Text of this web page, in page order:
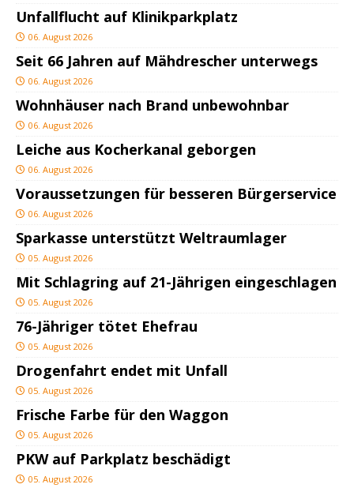
Unfallflucht auf Klinikparkplatz
06. August 2026
Seit 66 Jahren auf Mähdrescher unterwegs
06. August 2026
Wohnhäuser nach Brand unbewohnbar
06. August 2026
Leiche aus Kocherkanal geborgen
06. August 2026
Voraussetzungen für besseren Bürgerservice
06. August 2026
Sparkasse unterstützt Weltraumlager
05. August 2026
Mit Schlagring auf 21-Jährigen eingeschlagen
05. August 2026
76-Jähriger tötet Ehefrau
05. August 2026
Drogenfahrt endet mit Unfall
05. August 2026
Frische Farbe für den Waggon
05. August 2026
PKW auf Parkplatz beschädigt
05. August 2026